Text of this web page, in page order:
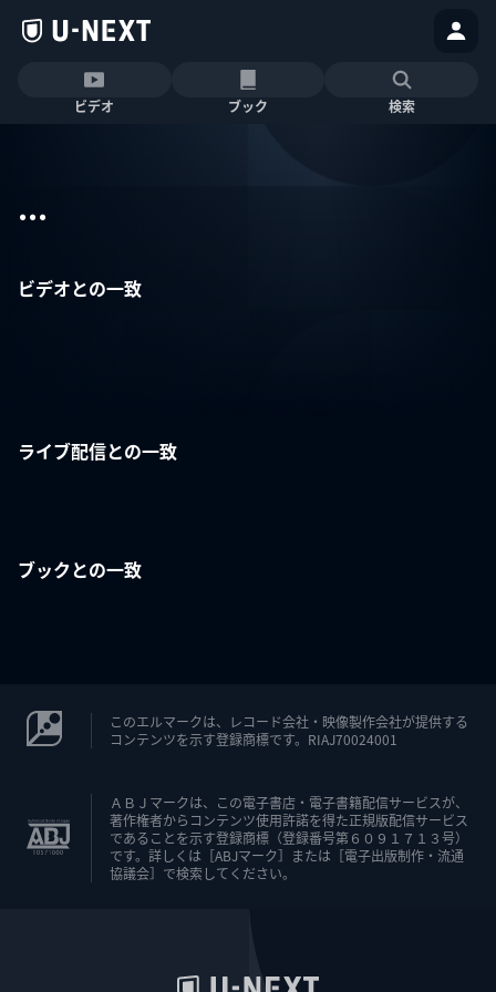
ビデオ ブック 検索
...
ビデオとの一致
ライブ配信との一致
ブックとの一致
このエルマークは、レコード会社・映像製作会社が提供する
コンテンツを示す登録商標です。RIAJ70024001
ＡＢＪマークは、この電子書店・電子書籍配信サービスが、
著作権者からコンテンツ使用許諾を得た正規版配信サービス
であることを示す登録商標（登録番号第６０９１７１３号）
です。詳しくは［ABJマーク］または［電子出版制作・流通
協議会］で検索してください。